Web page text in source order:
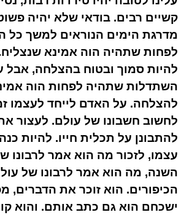
קשיים רבים. בודאי שלא יהיה
מדרגת הימים הנוראים למשך כל
לפחות שתהיה הוה אמינא
להיות סמוך ובטוח בהצלחה, אבל
השתדלות שתהיה לפחות הוה
להצלחה. על האדם לייחד לעצמו
לחשוב חשבונו של עולם. לעצור
להתבונן על תכלית חייו. להיות
עצמו, לזכור מה הוא אמר לרבונו
השנה, מה הוא אמר לרבונו של
הכיפורים. הוא זוכר את הדברים,
ישכחם הוא גם כתב אותם. והוא